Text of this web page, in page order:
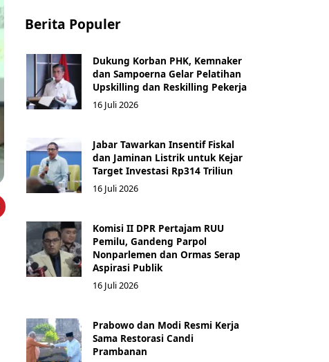
Berita Populer
Dukung Korban PHK, Kemnaker
dan Sampoerna Gelar Pelatihan
Upskilling dan Reskilling Pekerja
16 Juli 2026
Jabar Tawarkan Insentif Fiskal
dan Jaminan Listrik untuk Kejar
Target Investasi Rp314 Triliun
16 Juli 2026
Komisi II DPR Pertajam RUU
Pemilu, Gandeng Parpol
Nonparlemen dan Ormas Serap
Aspirasi Publik
16 Juli 2026
Prabowo dan Modi Resmi Kerja
Sama Restorasi Candi
Prambanan